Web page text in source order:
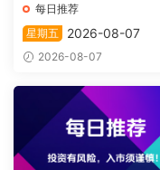
每日推荐
星期五
2026-08-07
2026-08-07